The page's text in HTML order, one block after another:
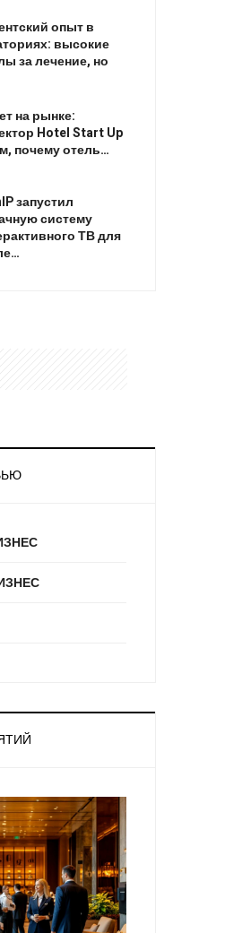
опыт в
высокие
за лечение, но
на рынке:
Hotel Start Up
почему отель…
запустил
систему
ТВ для